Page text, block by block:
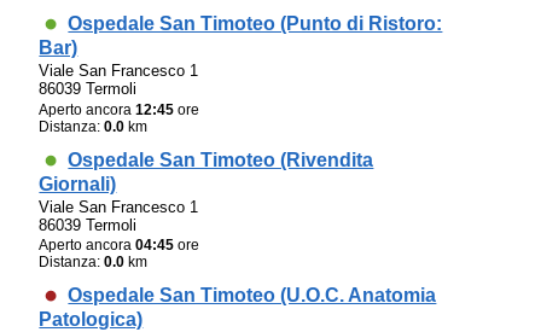
Ospedale San Timoteo (Punto di Ristoro:
Bar)
Viale San Francesco 1
86039 Termoli
Aperto ancora12:45 ore
Distanza:0.0 km
Ospedale San Timoteo (Rivendita
Giornali)
Viale San Francesco 1
86039 Termoli
Aperto ancora04:45 ore
Distanza:0.0 km
Ospedale San Timoteo (U.O.C. Anatomia
Patologica)